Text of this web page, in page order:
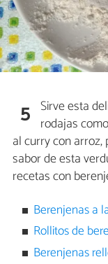
5 Sirve esta
rodajas
al curry con arroz,
sabor de esta
recetas con
Berenjenas a
Rollitos de
Berenjenas